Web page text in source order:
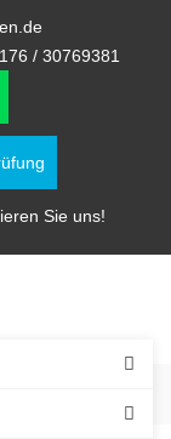
/ 30769381
Sie uns!